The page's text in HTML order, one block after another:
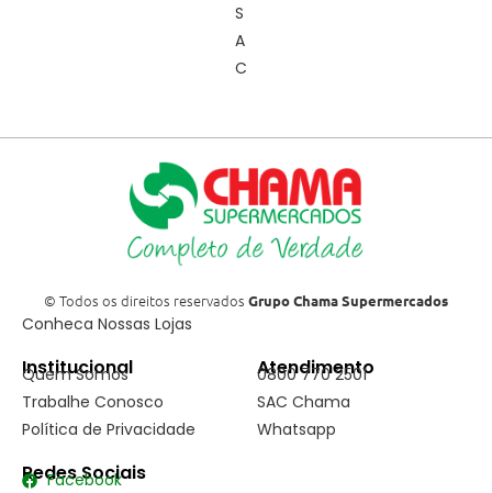
S
A
C
© Todos os direitos reservados Grupo Chama Supermercados
Conheca Nossas Lojas
Institucional
Quem Somos
Trabalhe Conosco
Política de Privacidade
Atendimento
0800 770 2501
SAC Chama
Whatsapp
Redes Sociais
Facebook